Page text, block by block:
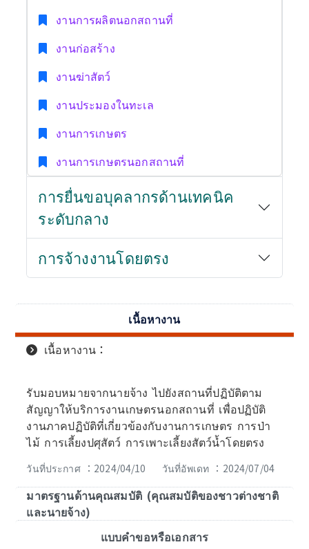
งานการผลิตนอกสถานที่
งานก่อสร้าง
งานฆ่าสัตว์
งานประมองในทะเล
งานการเกษตร
งานการเกษตรนอกสถานที่
การยื่นขอบุคลากรด้านเทคนิค
ระดับกลาง
การจ้างงานโดยตรง
เนื้อหางาน
เนื้อหางาน：
รับมอบหมายจากนายจ้าง ไปยังสถานที่ปฏิบัติตาม
สัญญาให้บริการงานเกษตรนอกสถานที่ เพื่อปฏิบัติ
งานภาคปฏิบัติที่เกี่ยวข้องกับงานการเกษตร การป่า
ไม้ การเลี้ยงปศุสัตว์ การเพาะเลี้ยงสัตว์น้ำโดยตรง
วันที่ประกาศ ：2024/04/10 วันที่อัพเดท ：2024/07/04
มาตรฐานด้านคุณสมบัติ (คุณสมบัติของชาวต่างชาติ
และนายจ้าง)
แบบคำขอหรือเอกสาร